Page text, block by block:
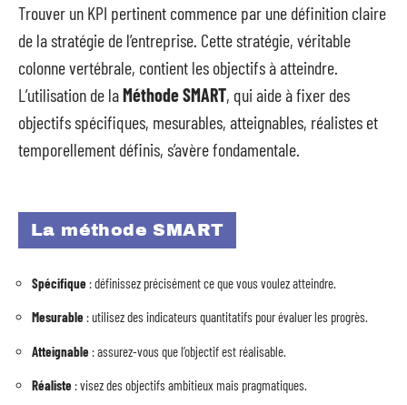
Trouver un KPI pertinent commence par une définition claire
de la stratégie de l’entreprise. Cette stratégie, véritable
colonne vertébrale, contient les objectifs à atteindre.
L’utilisation de laMéthode SMART, qui aide à fixer des
objectifs spécifiques, mesurables, atteignables, réalistes et
temporellement définis, s’avère fondamentale.
La méthode SMART
Spécifique : définissez précisément ce que vous voulez atteindre.
Mesurable : utilisez des indicateurs quantitatifs pour évaluer les progrès.
Atteignable : assurez-vous que l’objectif est réalisable.
Réaliste : visez des objectifs ambitieux mais pragmatiques.